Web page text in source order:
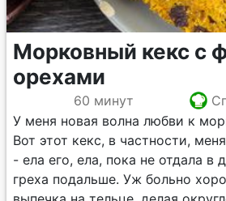
Морковный кекс с
орехами
60 минут
У меня новая волна любви к
Вот этот кекс, в частности,
- ела его, ела, пока не отдала в
греха подальше. Уж больно